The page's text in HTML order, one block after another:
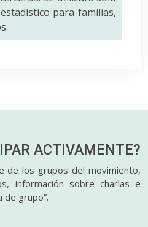
para familias,
ACTIVAMENTE?
de los grupos del movimiento,
información sobre charlas e
de grupo”.